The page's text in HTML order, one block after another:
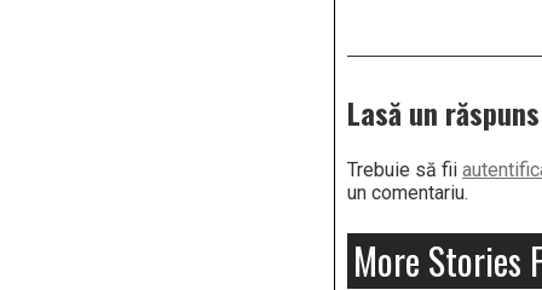
Lasă un răspuns
Trebuie să fii
un comentariu.
More Stories